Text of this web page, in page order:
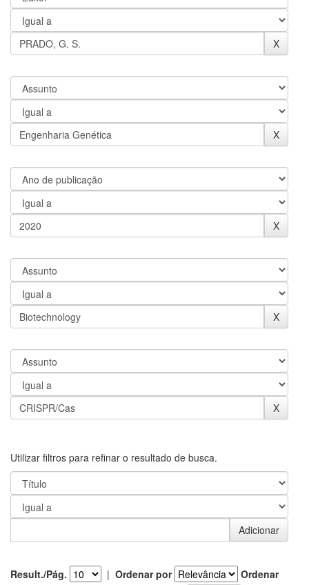
Utilizar filtros para refinar o resultado de busca.
Result./Pág. | Ordenar por
Ordenar